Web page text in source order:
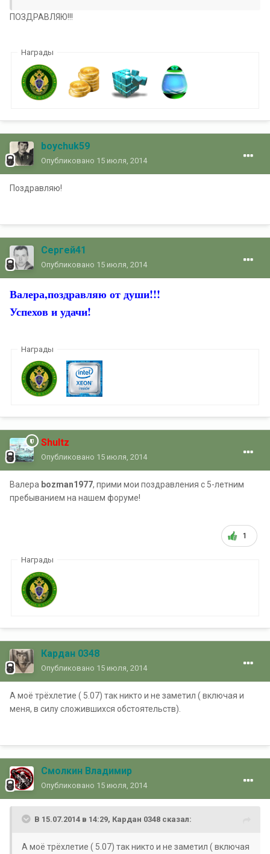
ПОЗДРАВЛЯЮ!!!
Награды
boychuk59
Опубликовано 15 июля, 2014
Поздравляю!
Сергей41
Опубликовано 15 июля, 2014
Валера,поздравляю от души!!!
Успехов и удачи!
Награды
Shultz
Опубликовано 15 июля, 2014
Валера bozman1977, прими мои поздравления с 5-летним
пребыванием на нашем форуме!
1
Награды
Кардан 0348
Опубликовано 15 июля, 2014
А моё трёхлетие ( 5.07) так никто и не заметил ( включая и
меня, в силу сложившихся обстоятельств).
Смолкин Владимир
Опубликовано 15 июля, 2014
В 15.07.2014 в 14:29, Кардан 0348 сказал:
А моё трёхлетие ( 5.07) так никто и не заметил ( включая